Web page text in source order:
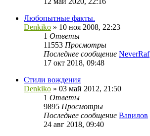
Любопытные факты.
Denkiko » 10 ноя 2008, 22:23
1 Ответы
11553 Просмотры
Последнее сообщение NeverRaf
17 окт 2018, 09:48
Стили вождения
Denkiko » 03 май 2012, 21:50
1 Ответы
9895 Просмотры
Последнее сообщение Вавилов
24 авг 2018, 09:40